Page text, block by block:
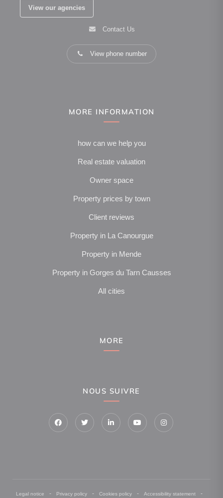
View our agencies
Contact Us
View phone number
MORE INFORMATION
how can we help you
Real estate valuation
Owner space
Property prices by town
Client reviews
Property in La Canourgue
Property in Mende
Property in Gorges du Tarn Causses
All cities
MORE
NOUS SUIVRE
Legal notice - Privacy policy - Cookies policy - Accessibility statement -